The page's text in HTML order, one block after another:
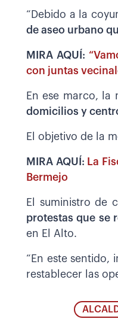
“Debido a la
de aseo urbano
MIRA AQUÍ:
con juntas
En ese marco, la
domicilios y
El objetivo de la
MIRA AQUÍ: La
Bermejo
El suministro de
protestas que se
en El Alto.
“En este sentido,
restablecer las